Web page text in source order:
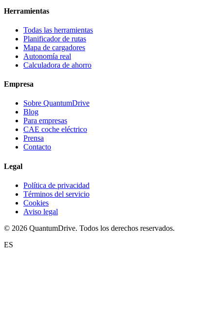
Herramientas
Todas las herramientas
Planificador de rutas
Mapa de cargadores
Autonomía real
Calculadora de ahorro
Empresa
Sobre QuantumDrive
Blog
Para empresas
CAE coche eléctrico
Prensa
Contacto
Legal
Política de privacidad
Términos del servicio
Cookies
Aviso legal
© 2026 QuantumDrive. Todos los derechos reservados.
ES